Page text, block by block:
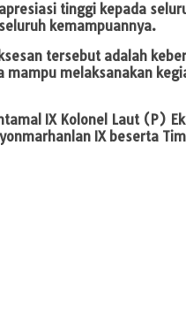
tinggi kepada
kemampuannya.
tersebut adalah
melaksanakan
IX Kolonel Laut (P)
IX beserta